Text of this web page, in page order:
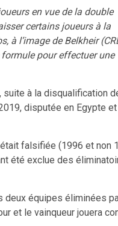
en vue de la double
certains joueurs à la
à l’image de Belkheir
pour effectuer une
suite à la disqualification
disputée en Egypte et
falsifiée (1996 et non
été exclue des
deux équipes éliminées
et le vainqueur jouera